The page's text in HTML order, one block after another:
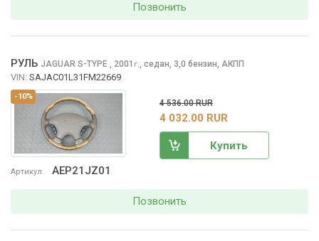
Позвонить
-10%
Артикул AEP21JZ01
РУЛЬ JAGUAR S-TYPE , 2001 г., седан, 3,0 бензин, АКПП
VIN: SAJAC01L31FM22669
4 536.00 RUR
4 032.00 RUR
Купить
Позвонить